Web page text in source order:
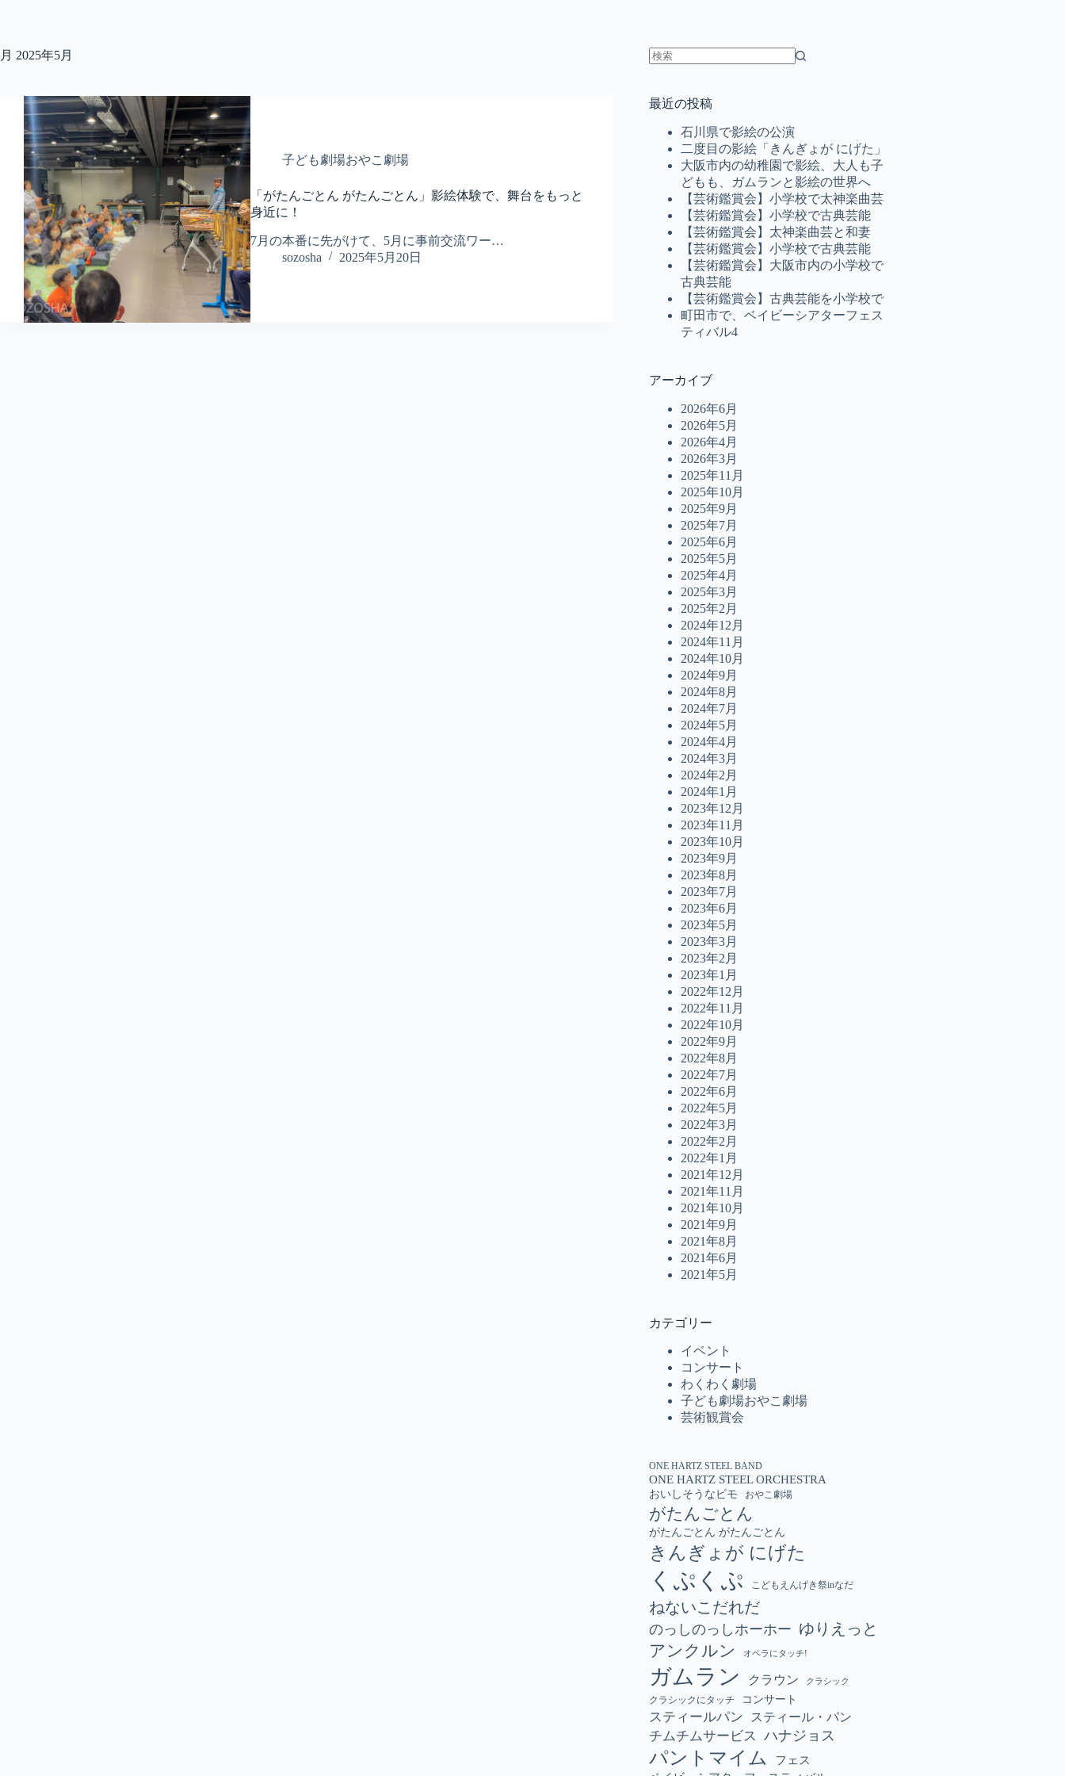
ン
月 2025年5月
子ども劇場おやこ劇場
「がたんごとん がたんごとん」影絵体験で、舞台をもっと
身近に！
7月の本番に先がけて、5月に事前交流ワー…
sozosha
2025年5月20日
な
最近の投稿
石川県で影絵の公演
二度目の影絵「きんぎょが にげた」
大阪市内の幼稚園で影絵、大人も子
どもも、ガムランと影絵の世界へ
【芸術鑑賞会】小学校で太神楽曲芸
【芸術鑑賞会】小学校で古典芸能
【芸術鑑賞会】太神楽曲芸と和妻
【芸術鑑賞会】小学校で古典芸能
【芸術鑑賞会】大阪市内の小学校で
古典芸能
【芸術鑑賞会】古典芸能を小学校で
町田市で、ベイビーシアターフェス
ティバル4
アーカイブ
2026年6月
2026年5月
2026年4月
2026年3月
2025年11月
2025年10月
2025年9月
2025年7月
2025年6月
2025年5月
2025年4月
2025年3月
2025年2月
2024年12月
2024年11月
2024年10月
2024年9月
2024年8月
2024年7月
2024年5月
2024年4月
2024年3月
2024年2月
2024年1月
2023年12月
2023年11月
2023年10月
2023年9月
2023年8月
2023年7月
2023年6月
2023年5月
2023年3月
2023年2月
2023年1月
2022年12月
2022年11月
2022年10月
2022年9月
2022年8月
2022年7月
2022年6月
2022年5月
2022年3月
2022年2月
2022年1月
2021年12月
2021年11月
2021年10月
2021年9月
2021年8月
2021年6月
2021年5月
カテゴリー
イベント
コンサート
わくわく劇場
子ども劇場おやこ劇場
芸術観賞会
ONE HARTZ STEEL BAND
ONE HARTZ STEEL ORCHESTRA
おいしそうなビモ おやこ劇場
がたんごとん
がたんごとん がたんごとん
きんぎょが にげた
くぷくぷ こどもえんげき祭inなだ
ねないこだれだ
のっしのっしホーホー ゆりえっと
アンクルン
オペラにタッチ!
ガムラン クラウン クラシック
クラシックにタッチ コンサート
スティールパン スティール・パン
チムチムサービス ハナジョス
パントマイム
フェス